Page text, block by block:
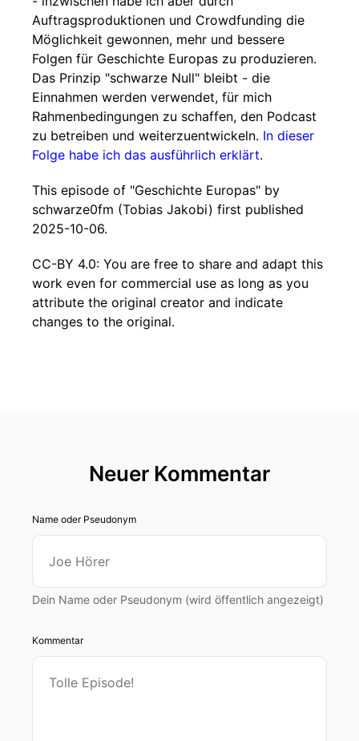
Auftragsproduktionen und Crowdfunding die
Möglichkeit gewonnen, mehr und bessere
Folgen für Geschichte Europas zu produzieren.
Das Prinzip "schwarze Null" bleibt - die
Einnahmen werden verwendet, für mich
Rahmenbedingungen zu schaffen, den Podcast
zu betreiben und weiterzuentwickeln. In dieser
Folge habe ich das ausführlich erklärt.
This episode of "Geschichte Europas" by
schwarze0fm (Tobias Jakobi) first published
2025-10-06.
CC-BY 4.0: You are free to share and adapt this
work even for commercial use as long as you
attribute the original creator and indicate
changes to the original.
Neuer Kommentar
Name oder Pseudonym
Dein Name oder Pseudonym (wird öffentlich angezeigt)
Kommentar